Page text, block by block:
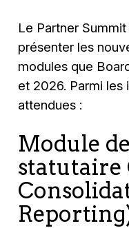
Le Partner
présenter les
modules que
et 2026. Parmi les
attendues :
Module
statutaire